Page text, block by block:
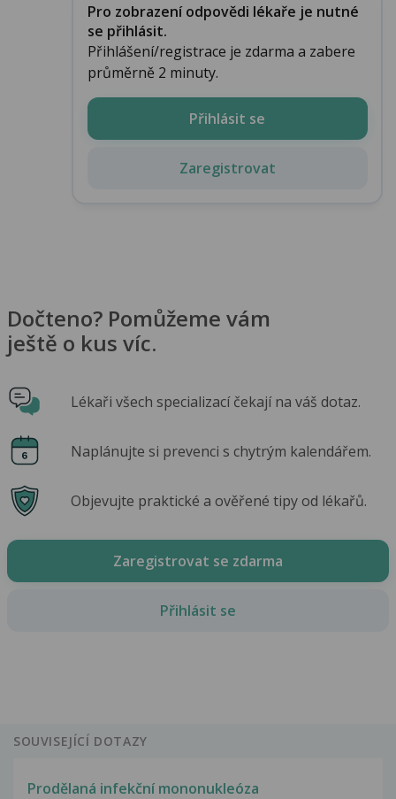
Pro zobrazení odpovědi lékaře je nutné
se přihlásit.
Přihlášení/registrace je zdarma a zabere
průměrně 2 minuty.
Přihlásit se
Zaregistrovat
Dočteno? Pomůžeme vám
ještě o kus víc.
Lékaři všech specializací čekají na váš dotaz.
Naplánujte si prevenci s chytrým kalendářem.
Objevujte praktické a ověřené tipy od lékařů.
Zaregistrovat se zdarma
Přihlásit se
SOUVISEJÍCÍ DOTAZY
Prodělaná infekční mononukleóza